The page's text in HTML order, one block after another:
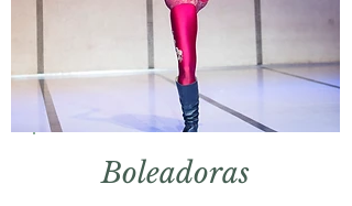
Boleadoras